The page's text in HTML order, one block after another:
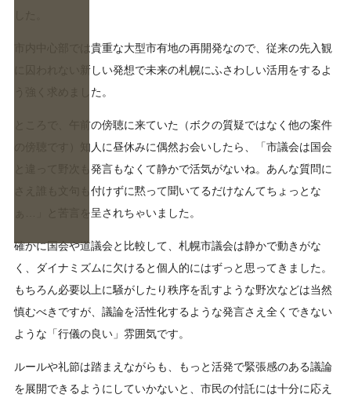
市内中心部では貴重な大型市有地の再開発なので、従来の先入観
に囚われない新しい発想で未来の札幌にふさわしい活用をするよ
う強く求めました。
ところで、午前の傍聴に来ていた（ボクの質疑ではなく他の案件
の傍聴です）知人に昼休みに偶然お会いしたら、「市議会は国会
と違って野次も発言もなくて静かで活気がないね。あんな質問に
さえ誰も文句も付けずに黙って聞いてるだけなんてちょっとな
ぁ…」と苦言を呈されちゃいました。
確かに国会や道議会と比較して、札幌市議会は静かで動きがな
く、ダイナミズムに欠けると個人的にはずっと思ってきました。
もちろん必要以上に騒がしたり秩序を乱すような野次などは当然
慎むべきですが、議論を活性化するような発言さえ全くできない
ような「行儀の良い」雰囲気です。
ルールや礼節は踏まえながらも、もっと活発で緊張感のある議論
を展開できるようにしていかないと、市民の付託には十分に応え